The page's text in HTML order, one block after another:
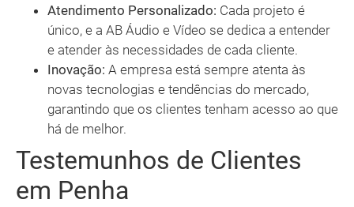
Atendimento Personalizado: Cada projeto é
único, e a AB Áudio e Vídeo se dedica a entender
e atender às necessidades de cada cliente.
Inovação: A empresa está sempre atenta às
novas tecnologias e tendências do mercado,
garantindo que os clientes tenham acesso ao que
há de melhor.
Testemunhos de Clientes
em Penha